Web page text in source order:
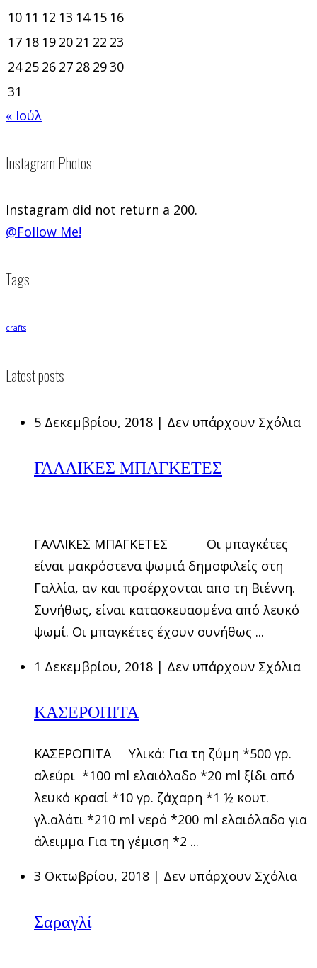
10 11 12 13 14 15 16
17 18 19 20 21 22 23
24 25 26 27 28 2930
31
« Ιούλ
Instagram Photos
Instagram did not return a 200.
@Follow Me!
Tags
crafts
Latest posts
5 Δεκεμβρίου, 2018 | Δεν υπάρχουν Σχόλια
ΓΑΛΛΙΚΕΣ ΜΠΑΓΚΕΤΕΣ
ΓΑΛΛΙΚΕΣ ΜΠΑΓΚΕΤΕΣ Οι μπαγκέτες
είναι μακρόστενα ψωμιά δημοφιλείς στη
Γαλλία, αν και προέρχονται απο τη Βιέννη.
Συνήθως, είναι κατασκευασμένα από λευκό
ψωμί. Οι μπαγκέτες έχουν συνήθως ...
1 Δεκεμβρίου, 2018 | Δεν υπάρχουν Σχόλια
ΚΑΣΕΡΟΠΙΤΑ
ΚΑΣΕΡΟΠΙΤΑ Υλικά: Για τη ζύμη *500 γρ.
αλεύρι *100 ml ελαιόλαδο *20 ml ξίδι από
λευκό κρασί *10 γρ. ζάχαρη *1 ½ κουτ.
γλ.αλάτι *210 ml νερό *200 ml ελαιόλαδο για
άλειμμα Για τη γέμιση *2 ...
3 Οκτωβρίου, 2018 | Δεν υπάρχουν Σχόλια
Σαραγλί